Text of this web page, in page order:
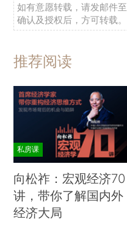
如有意愿转载，请发邮件至
确认及授权后，方可转载。
推荐阅读
私房课
向松祚：宏观经济70
讲，带你了解国内外
经济大局